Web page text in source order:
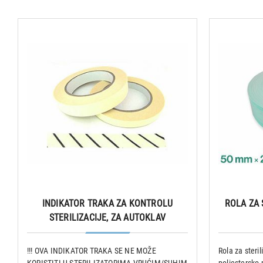
INDIKATOR TRAKA ZA KONTROLU
STERILIZACIJE, ZA AUTOKLAV
!!! OVA INDIKATOR TRAKA SE NE MOŽE
ROLA
Rola za